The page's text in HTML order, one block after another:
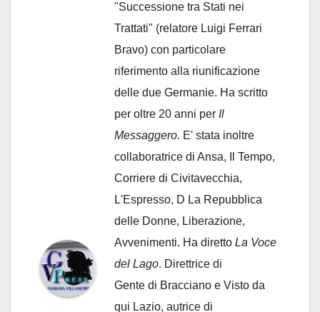
"Successione tra Stati nei
Trattati" (relatore Luigi Ferrari
Bravo) con particolare
riferimento alla riunificazione
delle due Germanie. Ha scritto
per oltre 20 anni per Il
Messaggero. E' stata inoltre
collaboratrice di Ansa, Il Tempo,
Corriere di Civitavecchia,
L'Espresso, D La Repubblica
delle Donne, Liberazione,
Avvenimenti. Ha diretto La Voce
del Lago. Direttrice di
Gente di Bracciano e Visto da
qui Lazio, autrice di